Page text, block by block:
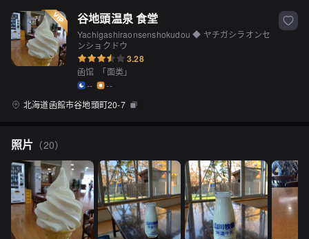
谷地頭温泉 食堂
Yachigashiraonsenshokudou ◆ ヤチガシラオンセ
ンショクドウ
3.28
函馆 「面类 」
--
--
北海道函館市谷地頭町20-7
照片 （20）